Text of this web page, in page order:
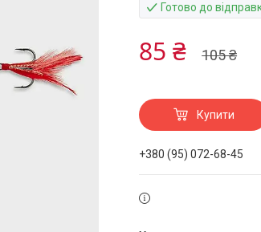
Готово до
105 ₴
85 ₴
Купити
+380 (95) 072-68-45